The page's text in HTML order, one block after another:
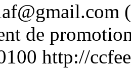
de
http://